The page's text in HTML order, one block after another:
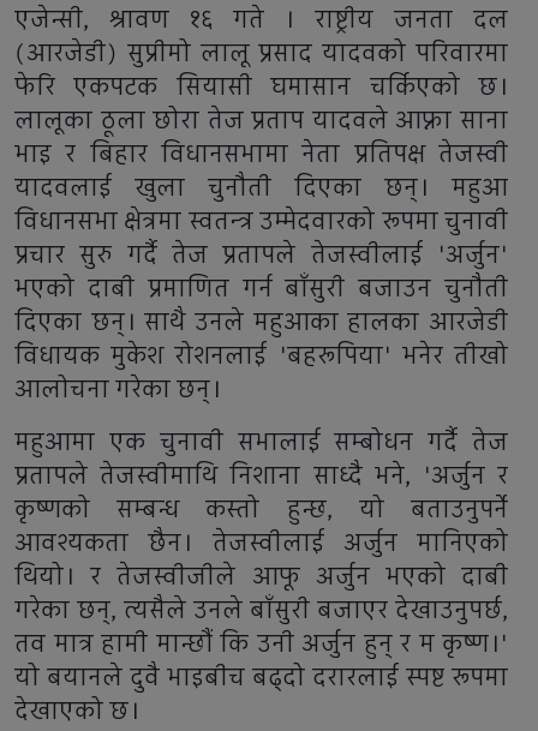
एजेन्सी, श्रावण १६ गते । राष्ट्रीय जनता दल
(आरजेडी) सुप्रीमो लालू प्रसाद यादवको परिवारमा
फेरि एकपटक सियासी घमासान चर्किएको छ।
लालूका ठूला छोरा तेज प्रताप यादवले आफ्ना साना
भाइ र बिहार विधानसभामा नेता प्रतिपक्ष तेजस्वी
यादवलाई खुला चुनौती दिएका छन्। महुआ
विधानसभा क्षेत्रमा स्वतन्त्र उम्मेदवारको रूपमा चुनावी
प्रचार सुरु गर्दै तेज प्रतापले तेजस्वीलाई 'अर्जुन'
भएको दाबी प्रमाणित गर्न बाँसुरी बजाउन चुनौती
दिएका छन्। साथै उनले महुआका हालका आरजेडी
विधायक मुकेश रोशनलाई 'बहरूपिया' भनेर तीखो
आलोचना गरेका छन्।
महुआमा एक चुनावी सभालाई सम्बोधन गर्दै तेज
प्रतापले तेजस्वीमाथि निशाना साध्दै भने, 'अर्जुन र
कृष्णको सम्बन्ध कस्तो हुन्छ, यो बताउनुपर्ने
आवश्यकता छैन। तेजस्वीलाई अर्जुन मानिएको
थियो। र तेजस्वीजीले आफू अर्जुन भएको दाबी
गरेका छन्, त्यसैले उनले बाँसुरी बजाएर देखाउनुपर्छ,
तव मात्र हामी मान्छौं कि उनी अर्जुन हुन् र म कृष्ण।'
यो बयानले दुवै भाइबीच बढ्दो दरारलाई स्पष्ट रूपमा
देखाएको छ।